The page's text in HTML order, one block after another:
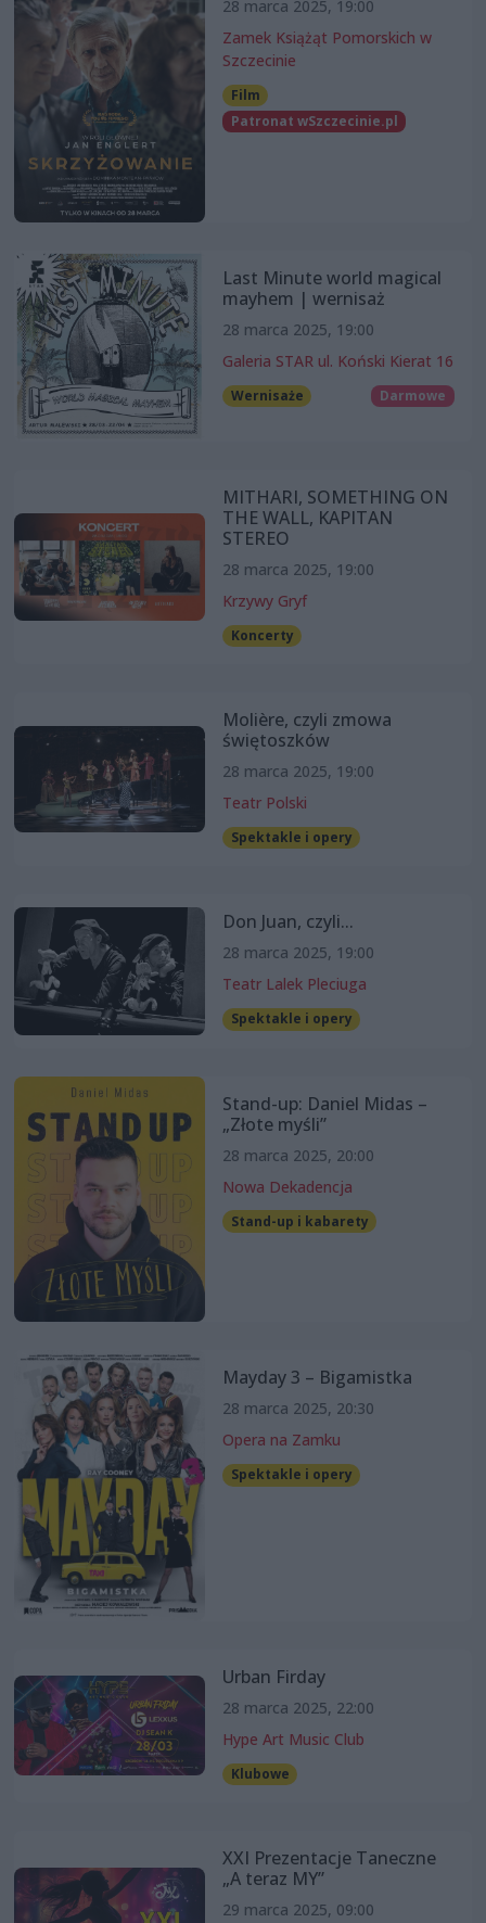
28 marca 2025, 19:00
Zamek Książąt Pomorskich w
Szczecinie
Film
Patronat wSzczecinie.pl
Last Minute world magical
mayhem | wernisaż
28 marca 2025, 19:00
Galeria STAR ul. Koński Kierat 16
Wernisaże Darmowe
MITHARI, SOMETHING ON
THE WALL, KAPITAN
STEREO
28 marca 2025, 19:00
Krzywy Gryf
Koncerty
Molière, czyli zmowa
świętoszków
28 marca 2025, 19:00
Teatr Polski
Spektakle i opery
Don Juan, czyli...
28 marca 2025, 19:00
Teatr Lalek Pleciuga
Spektakle i opery
Stand-up: Daniel Midas –
„Złote myśli”
28 marca 2025, 20:00
Nowa Dekadencja
Stand-up i kabarety
Mayday 3 – Bigamistka
28 marca 2025, 20:30
Opera na Zamku
Spektakle i opery
Urban Firday
28 marca 2025, 22:00
Hype Art Music Club
Klubowe
XXI Prezentacje Taneczne
„A teraz MY”
29 marca 2025, 09:00